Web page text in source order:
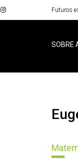
Futuros
SOBRE